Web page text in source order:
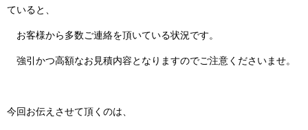
ていると、
お客様から多数ご連絡を頂いている状況です。
強引かつ高額なお見積内容となりますのでご注意くださいませ。
今回お伝えさせて頂くのは、